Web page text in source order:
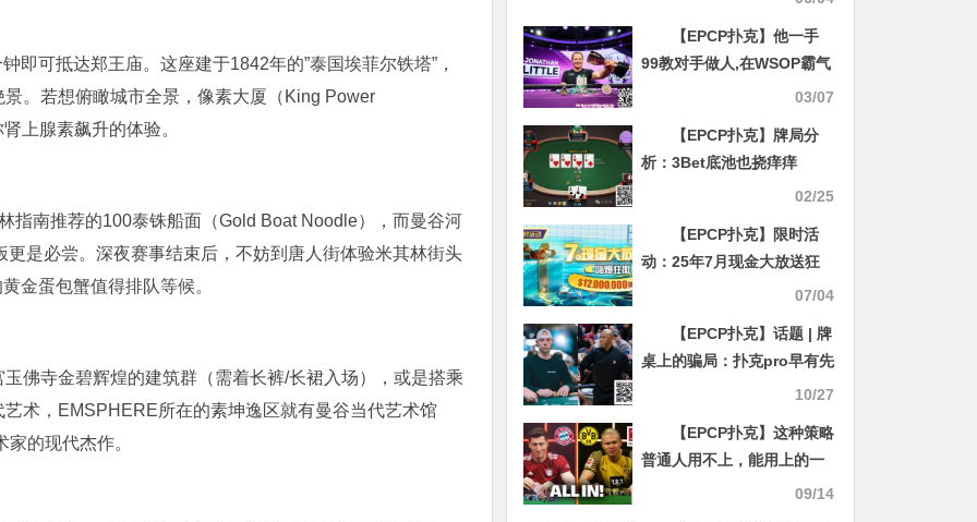
即可抵达郑王庙。这座建于1842年的”泰国埃菲尔铁塔”，
。若想俯瞰城市全景，像素大厦（King Power
上腺素飙升的体验。
指南推荐的100泰铢船面（Gold Boat Noodle），而曼谷河
是必尝。深夜赛事结束后，不妨到唐人街体验米其林街头
金蛋包蟹值得排队等候。
佛寺金碧辉煌的建筑群（需着长裤/长裙入场），或是搭乘
术，EMSPHERE所在的素坤逸区就有曼谷当代艺术馆
的现代杰作。
实力顺利突围
【EPCP扑克】他一手
99教对手做人,在WSOP霸气
03/07
【EPCP扑克】牌局分
析：3Bet底池也挠痒痒
02/25
【EPCP扑克】限时活
动：25年7月现金大放送狂
07/04
【EPCP扑克】话题 | 牌
桌上的骗局：扑克pro早有先
见之明，NBA球星作弊团伙
10/27
【EPCP扑克】这种策略
普通人用不上，能用上的一
09/14